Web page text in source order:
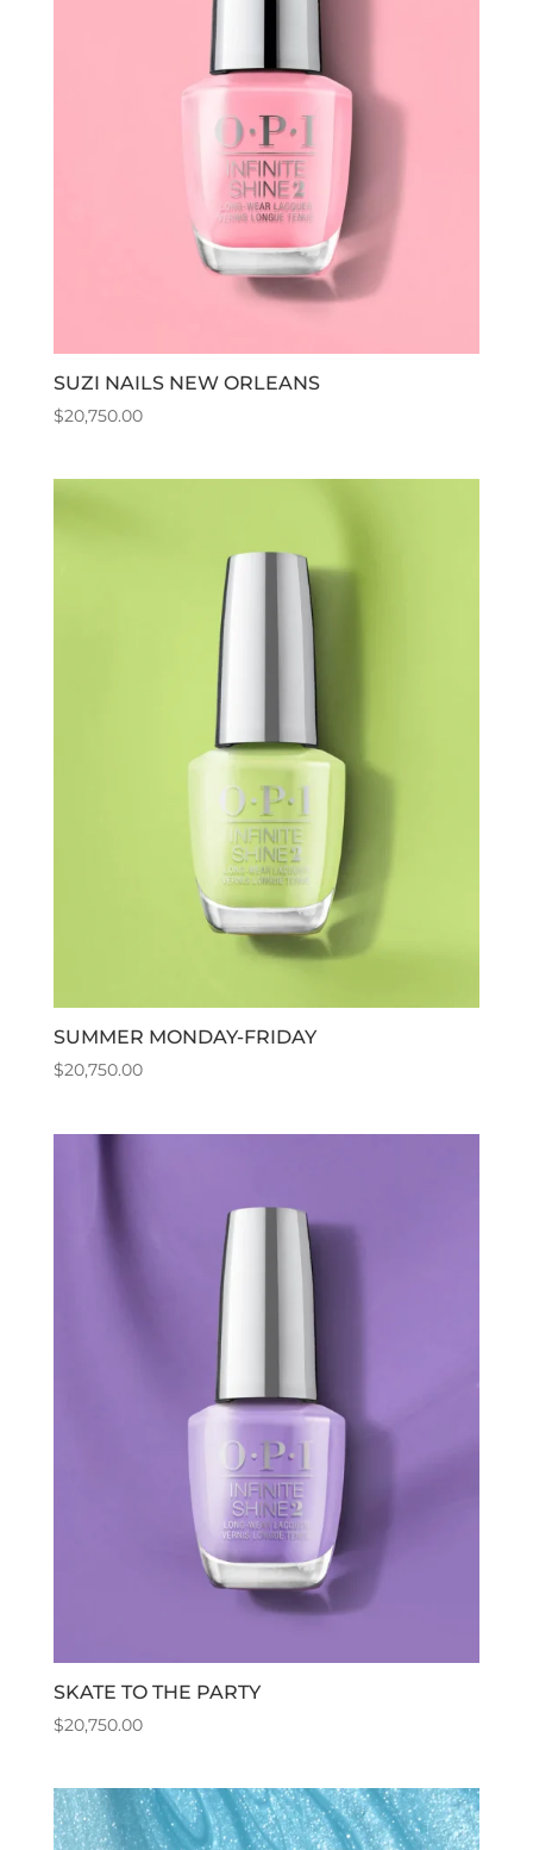
SUZI NAILS NEW ORLEANS
$20,750.00
SUMMER MONDAY-FRIDAY
$20,750.00
SKATE TO THE PARTY
$20,750.00